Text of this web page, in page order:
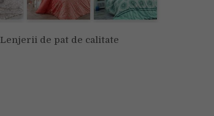
Lenjerii de pat de calitate